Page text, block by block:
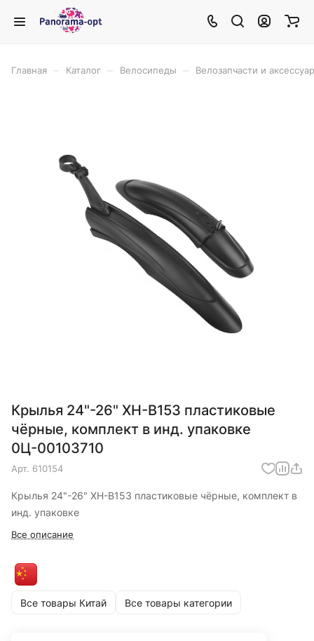
Главная Каталог Велосипеды Велозапчасти и
Крылья 24"-26" XH-B153 пластиковые
чёрные, комплект в инд. упаковке
0Ц-00103710
Арт. 610154
Крылья 24"-26" XH-B153 пластиковые чёрные, комплект в
инд. упаковке
Все описание
Все товары Китай Все товары категории